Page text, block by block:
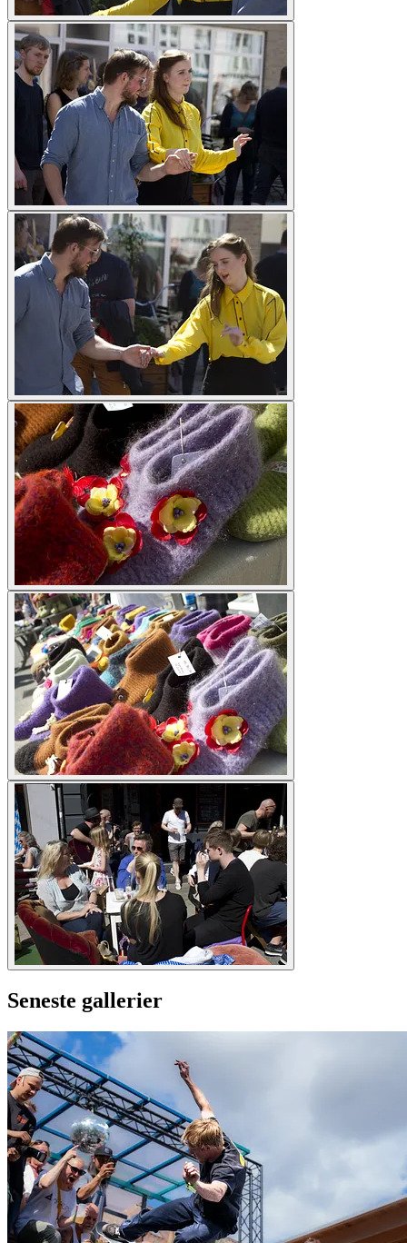
Seneste gallerier